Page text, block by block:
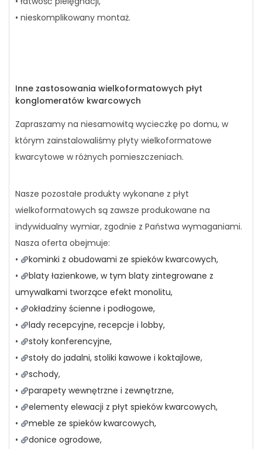
• nieskomplikowany montaż.
Inne zastosowania wielkoformatowych płyt
konglomeratów kwarcowych
Zapraszamy na niesamowitą wycieczkę po domu, w
którym zainstalowaliśmy płyty wielkoformatowe
kwarcytowe w różnych pomieszczeniach.
Nasze pozostałe produkty wykonane z płyt
wielkoformatowych są zawsze produkowane na
indywidualny wymiar, zgodnie z Państwa wymaganiami.
Nasza oferta obejmuje:
•
kominki z obudowami ze spieków kwarcowych,
•
blaty łazienkowe, w tym blaty zintegrowane z
umywalkami tworzące efekt monolitu,
•
okładziny ścienne i podłogowe,
•
lady recepcyjne, recepcje i lobby,
•
stoły konferencyjne,
•
stoły do jadalni, stoliki kawowe i koktajlowe,
•
schody,
•
parapety wewnętrzne i zewnętrzne,
•
elementy elewacji z płyt spieków kwarcowych,
•
meble ze spieków kwarcowych,
•
donice ogrodowe,